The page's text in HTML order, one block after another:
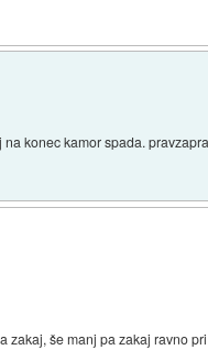
konec kamor spada.
zakaj, še manj pa zakaj ravno pri